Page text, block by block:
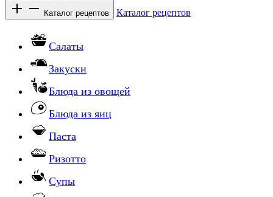
Каталог рецептов Каталог рецептов
Салаты
Закуски
Блюда из овощей
Блюда из яиц
Паста
Ризотто
Супы